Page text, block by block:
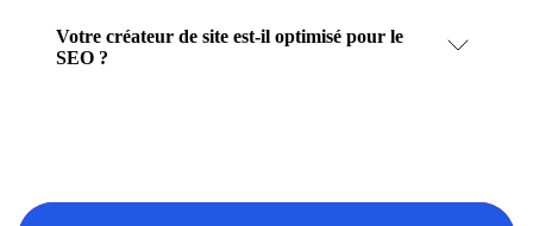
Votre créateur de site est-il optimisé pour le
SEO ?